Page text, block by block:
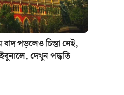
পড়লেও চিন্তা নেই,
দেখুন পদ্ধতি